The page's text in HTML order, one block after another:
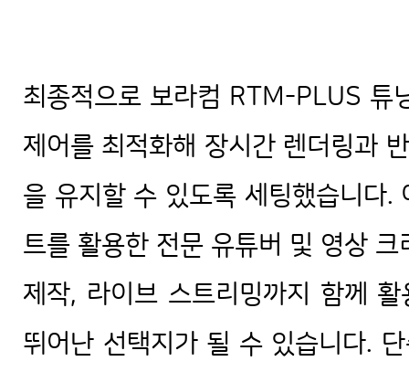
최종적으로 보라컴 RTM-PLUS 튜
제어를 최적화해 장시간 렌더링과
을 유지할 수 있도록 세팅했습니다.
트를 활용한 전문 유튜버 및 영상
제작, 라이브 스트리밍까지 함께
뛰어난 선택지가 될 수 있습니다.